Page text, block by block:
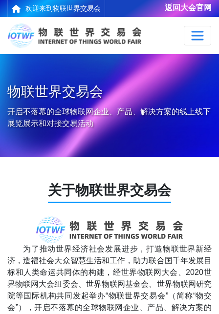
欢迎来到物联世界交易会 返回大会官网
物联世界交易会
开启不落幕的全球物联网企业、产品、解决方案的线上线下
展览展示和对接交易活动
关于物联世界交易会
为了推动世界经济社会发展进步，打造物联世界新经
济，造福社会大众智慧生活和工作，助力联合国千年发展目
标和人类命运共同体的构建，经世界物联网大会、2020世
界物联网大会组委会、世界物联网基金会、世界物联网研究
院等国际机构共同发起举办“物联世界交易会”（简称“物交
会”），开启不落幕的全球物联网企业、产品、解决方案的